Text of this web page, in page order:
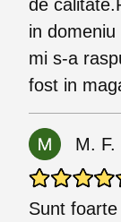
de
in
mi s-a
fost in
M. F.
Sunt